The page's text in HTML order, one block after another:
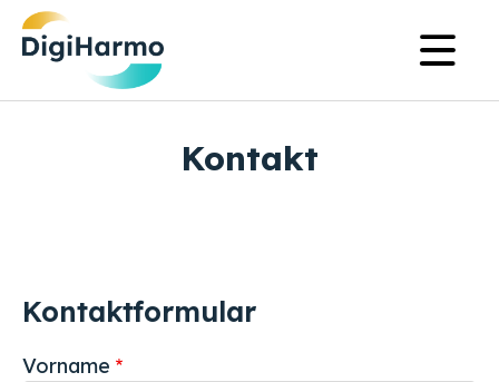
Skip
content
Kontakt
Kontaktformular
Vorname